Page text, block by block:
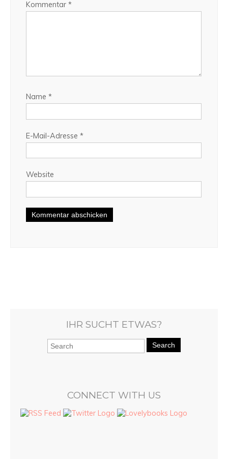
Kommentar *
Name *
E-Mail-Adresse *
Website
IHR SUCHT ETWAS?
Search
CONNECT WITH US